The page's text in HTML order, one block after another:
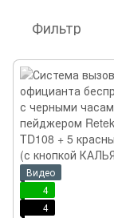
Фильтр
Видео
4
4